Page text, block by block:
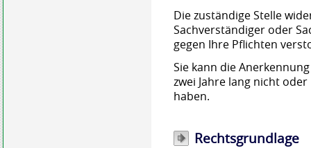
Die zuständige Stelle
Sachverständiger oder
gegen Ihre Pflichten
Sie kann die
zwei Jahre lang nicht
haben.
Rechtsgrundlage